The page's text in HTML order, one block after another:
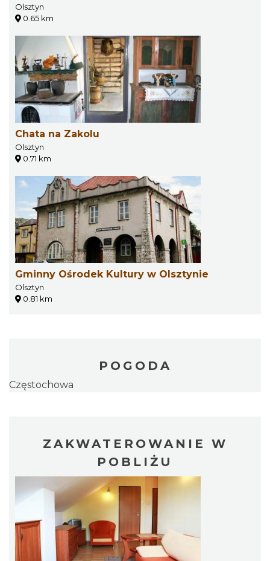
Olsztyn
0.65 km
Chata na Zakolu
Olsztyn
0.71 km
Gminny Ośrodek Kultury w Olsztynie
Olsztyn
0.81 km
POGODA
Częstochowa
ZAKWATEROWANIE W
POBLIŻU